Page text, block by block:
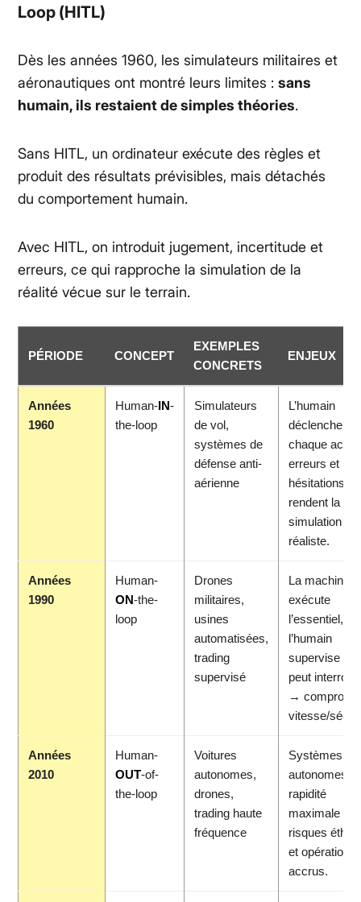
Loop (HITL)
Dès les années 1960, les simulateurs militaires et
aéronautiques ont montré leurs limites :sans
humain, ils restaient de simples théories.
Sans HITL, un ordinateur exécute des règles et
produit des résultats prévisibles, mais détachés
du comportement humain.
Avec HITL, on introduit jugement, incertitude et
erreurs, ce qui rapproche la simulation de la
réalité vécue sur le terrain.
PÉRIODE CONCEPT
EXEMPLES
CONCRETS
ENJEUX
Années
1960
Human-IN-
the-loop
Simulateurs
de vol,
systèmes de
défense anti-
aérienne
L’humain
déclenche
chaque
erreurs et
hésitations
rendent la
simulation
réaliste.
Années
1990
Human-
ON-the-
loop
Drones
militaires,
usines
automatisées,
trading
supervisé
La machine
exécute
l’essentiel,
l’humain
supervise et
peut
→
vitesse/
Années
2010
Human-
OUT-of-
the-loop
Voitures
autonomes,
drones,
trading haute
fréquence
Systèmes
autonomes,
rapidité
maximale
risques
et
accrus.